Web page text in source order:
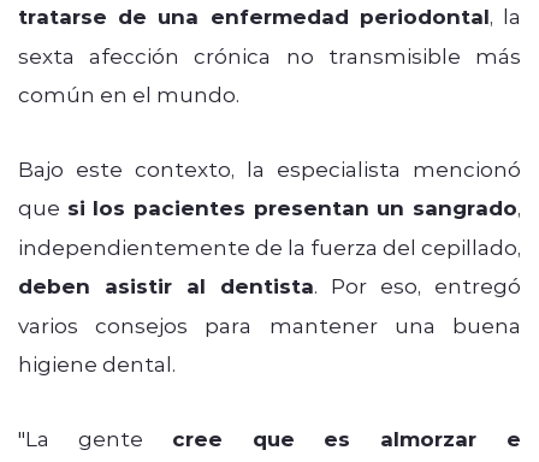
tratarse de una enfermedad periodontal, la
sexta afección crónica no transmisible más
común en el mundo.
Bajo este contexto, la especialista mencionó
que si los pacientes presentan un sangrado,
independientemente de la fuerza del cepillado,
deben asistir al dentista. Por eso, entregó
varios consejos para mantener una buena
higiene dental.
"La gente cree que es almorzar e